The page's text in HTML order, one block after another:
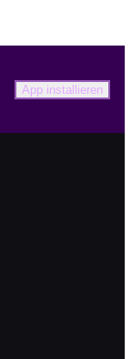
App installieren